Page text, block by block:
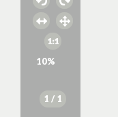
10%
1 / 1